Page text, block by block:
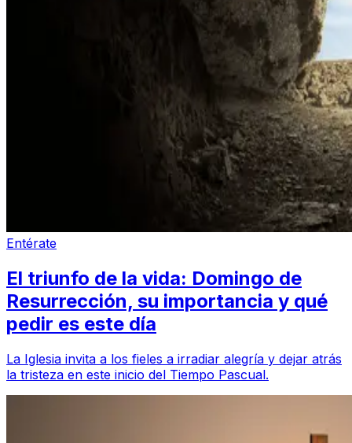
Entérate
El triunfo de la vida: Domingo de
Resurrección, su importancia y qué
pedir es este día
La Iglesia invita a los fieles a irradiar alegría y dejar atrás
la tristeza en este inicio del Tiempo Pascual.